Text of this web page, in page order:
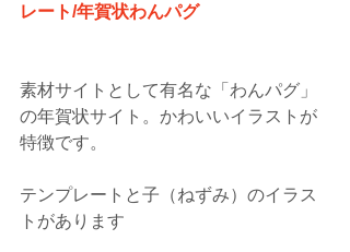
レート/年賀状わんパグ
素材サイトとして有名な「わんパグ」
の年賀状サイト。かわいいイラストが
特徴です。
テンプレートと子（ねずみ）のイラス
トがあります